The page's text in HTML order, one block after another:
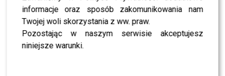
informacje oraz sposób zakomunikowania nam
Twojej woli skorzystania z ww. praw.
Pozostając w naszym serwisie akceptujesz
niniejsze warunki.
zapachu AVON Viva la Vita jest subtelny, eteryczny i
bardzo kobiecy flakon.
Cena regularna: 76 zł, pojemność: 50ml